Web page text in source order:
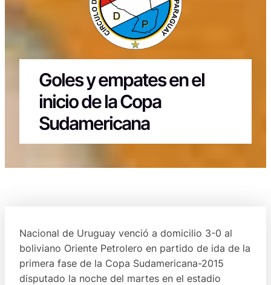
Goles y empates en el
inicio de la Copa
Sudamericana
Nacional de Uruguay venció a domicilio 3-0 al
boliviano Oriente Petrolero en partido de ida de la
primera fase de la Copa Sudamericana-2015
disputado la noche del martes en el estadio